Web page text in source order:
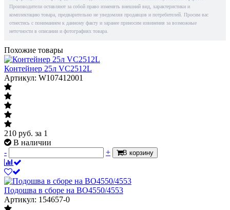
Производители оставляют за собой право изменять внешний вид, характеристики и
комплектацию товара, предварительно не уведомляя продавцов и потребителей. Просим вас
отнестись с пониманием к данному факту и заранее приносим извинения за возможные
неточности в описании и фотографиях товара.
Похожие товары
Контейнер 25л VC2512L
Артикул: W107412001
210 руб. за 1
В наличии
-
+ В корзину
Подошва в сборе на BO4550/4553
Артикул: 154657-0